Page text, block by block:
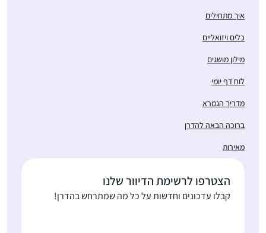
איך מתחילים
כלים ויזואליים
מילון מושגים
לוח דף יומי
מדריך הגמרא
ברוכה הבאה להדרן
מאירות
הצטרפו לרשימת הדיוור שלנו
קבלו עדכונים וחדשות על כל מה שמתרחש בהדרן!